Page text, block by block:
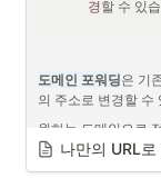
경할 수 있
도메인 포워딩은 기
의 주소로 변경할 수
원하는 도메인으로
있는 방법을 소개합
나만의 URL